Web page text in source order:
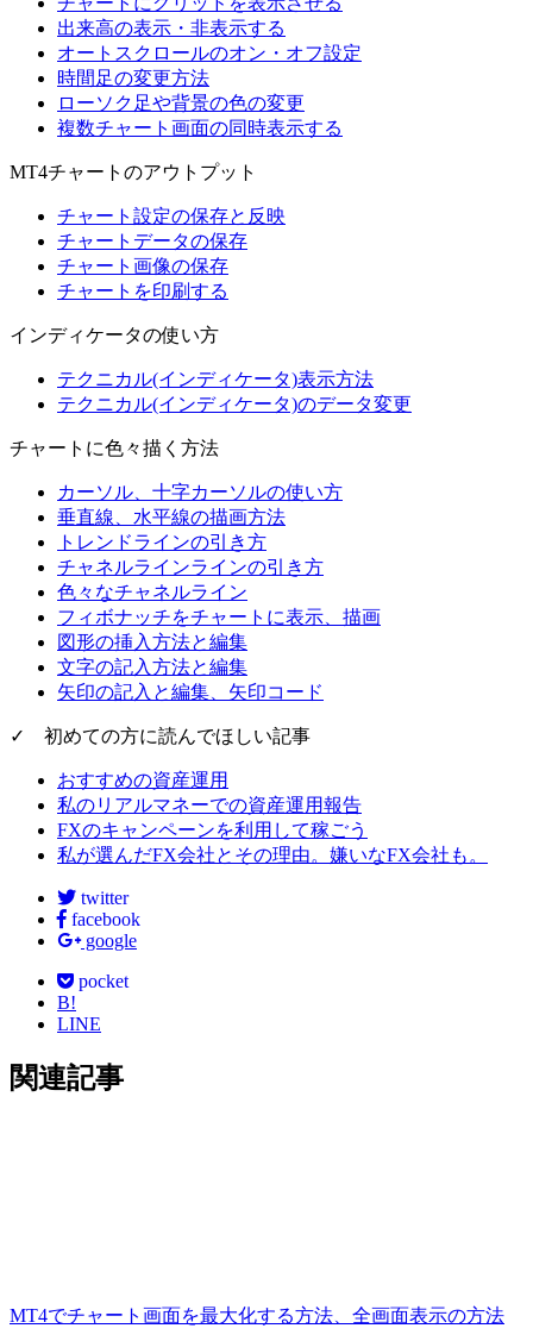
出来高の表示・非表示する
オートスクロールのオン・オフ設定
時間足の変更方法
ローソク足や背景の色の変更
複数チャート画面の同時表示する
MT4チャートのアウトプット
チャート設定の保存と反映
チャートデータの保存
チャート画像の保存
チャートを印刷する
インディケータの使い方
テクニカル(インディケータ)表示方法
テクニカル(インディケータ)のデータ変更
チャートに色々描く方法
カーソル、十字カーソルの使い方
垂直線、水平線の描画方法
トレンドラインの引き方
チャネルラインラインの引き方
色々なチャネルライン
フィボナッチをチャートに表示、描画
図形の挿入方法と編集
文字の記入方法と編集
矢印の記入と編集、矢印コード
✓ 初めての方に読んでほしい記事
おすすめの資産運用
私のリアルマネーでの資産運用報告
FXのキャンペーンを利用して稼ごう
私が選んだFX会社とその理由。嫌いなFX会社も。
twitter
facebook
google
pocket
B!
LINE
関連記事
MT4でチャート画面を最大化する方法、全画面表示の方法